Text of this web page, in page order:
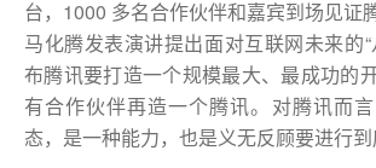
台，1000 多名合作伙伴和嘉宾到场见证
马化腾发表演讲提出面对互联网未来的
布腾讯要打造一个规模最大、最成功的
有合作伙伴再造一个腾讯。对腾讯而
态，是一种能力，也是义无反顾要进行到